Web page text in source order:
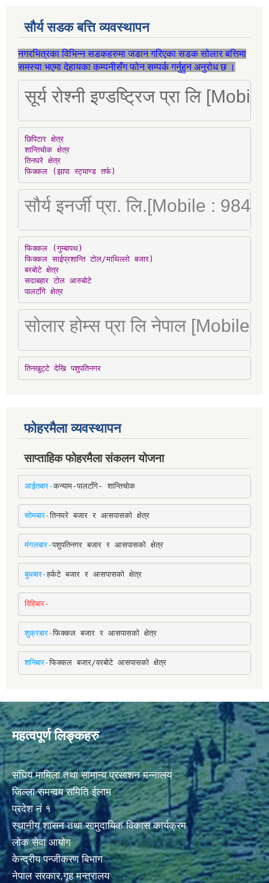
सौर्य सडक बत्ति व्यवस्थापन
नगरभित्रका विभिन्न सडकहरुमा जडान गरिएका सडक सोलार बत्तिमा
समस्या भएमा देहायका कम्पनीसँग फोन सम्पर्क गर्नुहुन अनुरोध छ ।
सूर्य रोश्नी इण्डष्ट्रिज प्रा लि
छिपिटार क्षेत्र
शान्तिचोक क्षेत्र
तिनघरे क्षेत्र
फिक्कल (झापा स्ट्याण्ड तर्फ)
सौर्य इनर्जी प्रा. लि.[Mobile :
फिक्कल (गुम्बापथ)
फिक्कल साईप्रशान्ति टोल/माथिल्लो बजार)
बरबोटे क्षेत्र
सदाबहार टोल आरुबोटे
पालटाँगे क्षेत्र
सोलार होम्स प्रा लि नेपाल [Mobile
तिनखुट्टे देखि पशुपतिनगर
फोहरमैला व्यवस्थापन
साप्ताहिक फोहरमैला संकलन योजना
आईतबार-कन्याम-पालटाँगे- शान्तिचोक
सोमबार-तिनघरे बजार र आसपासको क्षेत्र
मंगलबार-पशुपतिनगर बजार र आसपासको क्षेत्र
बुधबार-हर्कटे बजार र आसपासको क्षेत्र
विहिबार-
शुक्रबार-फिक्कल बजार र आसपासको क्षेत्र
शनिबार-फिक्कल बजार/वरबोटे आसपासको क्षेत्र
महत्वपूर्ण लिङ्कहरु
संघिय मामिला तथा सामान्य प्रसाशन मन्नालय
जिल्ला समन्वय समिति ईलाम
प्रदेश नं १
स्थानीय शासन तथा सामुदायिक विकास कार्यक्रम
लोक सेवा आयोग
केन्द्रीय पन्जीकरण बिभाग
नेपाल सरकार,गृह मन्त्रालय